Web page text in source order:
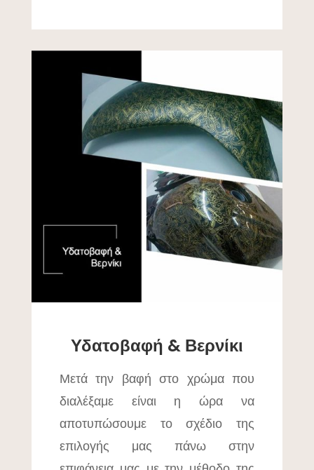
Υδατοβαφή & Βερνίκι
Μετά την βαφή στο χρώμα που
διαλέξαμε είναι η ώρα να
αποτυπώσουμε το σχέδιο της
επιλογής μας πάνω στην